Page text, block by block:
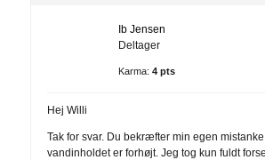
Ib Jensen
Deltager
Karma: 4 pts
Hej Willi
Tak for svar. Du bekræfter min egen
vandinholdet er forhøjt. Jeg tog kun fuldt